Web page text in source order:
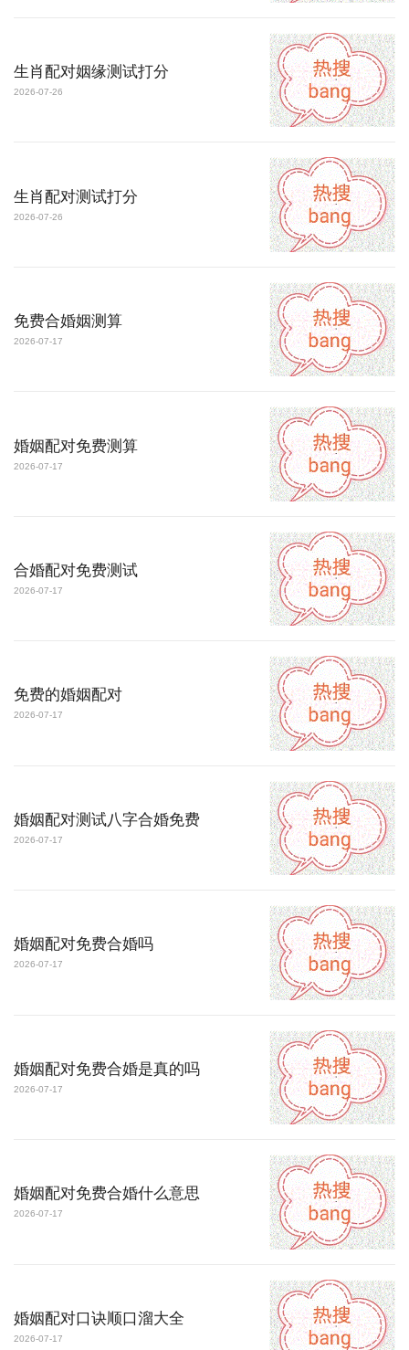
生肖配对姻缘测试打分
2026-07-26
生肖配对测试打分
2026-07-26
免费合婚姻测算
2026-07-17
婚姻配对免费测算
2026-07-17
合婚配对免费测试
2026-07-17
免费的婚姻配对
2026-07-17
婚姻配对测试八字合婚免费
2026-07-17
婚姻配对免费合婚吗
2026-07-17
婚姻配对免费合婚是真的吗
2026-07-17
婚姻配对免费合婚什么意思
2026-07-17
婚姻配对口诀顺口溜大全
2026-07-17